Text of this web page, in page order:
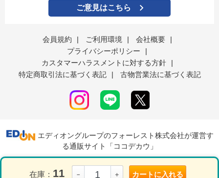
在庫： 11 － ＋ カートに入れる
ご意見はこちら
会員規約 | ご利用環境 | 会社概要
|
プライバシーポリシー
|
カスタマーハラスメントに対する方針
|
特定商取引法に基づく表記
| 古物営業法に基づく表記
エディオングループのフォーレスト株式会社が運営す
る通販サイト「ココデカウ」
表示モード ＰＣ スマートフォン